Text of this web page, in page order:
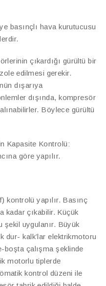
basınçlı hava kurutucusu
çıkardığı gürültü bir
edilmesi gerekir.
dışarıya
dışında, kompresör
Böylece gürültü
Kapasite Kontrolü:
göre yapılır.
kontrolü yapılır. Basınç
kadar çıkabilir. Küçük
şekil uygulanır. Büyük
dur- kalk’lar elektrikmotoru
boşta çalışma şeklinde
motorlu tiplerde
kontrol düzeni ile